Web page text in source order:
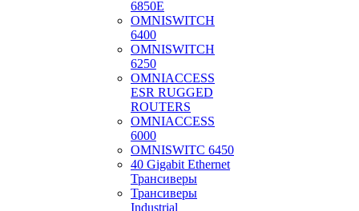
6850E
OMNISWITCH
6400
OMNISWITCH
6250
OMNIACCESS
ESR RUGGED
ROUTERS
OMNIACCESS
6000
OMNISWITC 6450
40 Gigabit Ethernet
Трансиверы
Трансиверы
Industrial